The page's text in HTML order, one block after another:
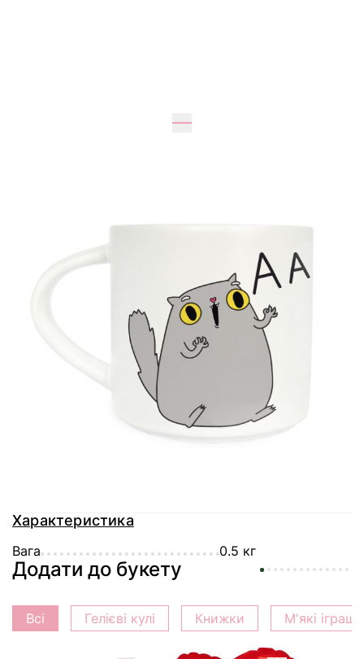
415 грн
Характеристика
Вага 0.5 кг
Додати до букету
Всі Гелієві кулі Книжки М'які